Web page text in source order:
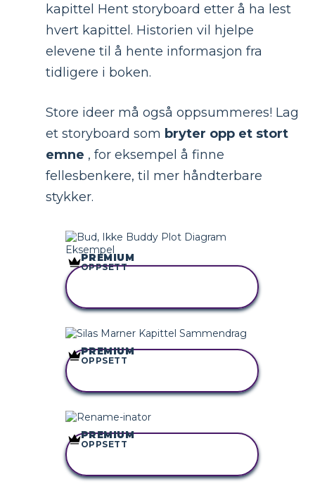
kapittel Hent storyboard etter å ha lest
hvert kapittel. Historien vil hjelpe
elevene til å hente informasjon fra
tidligere i boken.
Store ideer må også oppsummeres! Lag
et storyboard som bryter opp et stort
emne , for eksempel å finne
fellesbenkere, til mer håndterbare
stykker.
PREMIUM
OPPSETT
KOPIER DETTE
PREMIUM
OPPSETT
KOPIER DETTE
PREMIUM
OPPSETT